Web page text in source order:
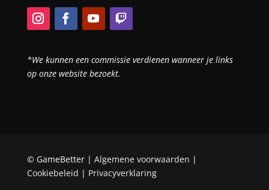
*We kunnen een commissie verdienen wanneer je links
op onze website bezoekt.
© GameBetter | Algemene voorwaarden |
Cookiebeleid | Privacyverklaring